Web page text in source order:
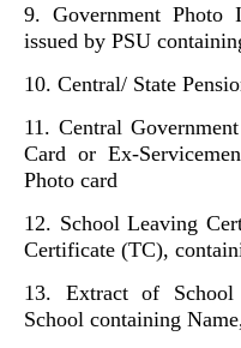
9. Government Photo
issued by PSU
10. Central/ State
11. Central
Card or Ex-
Photo card
12. School Leaving
Certificate (TC),
13. Extract of
School containing